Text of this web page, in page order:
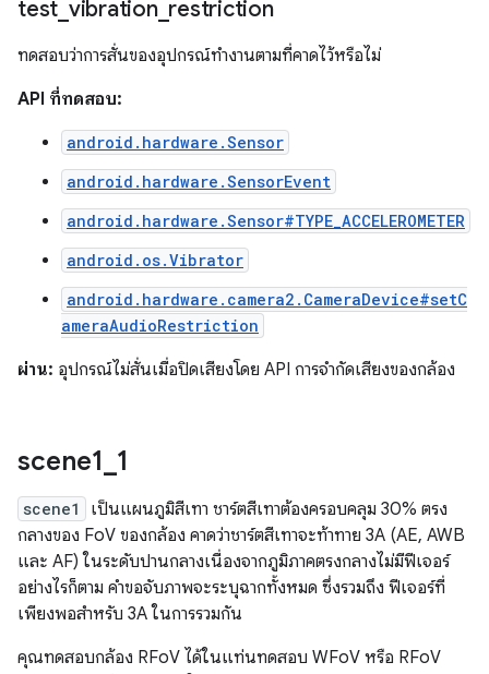
test vibration_ restriction
ทดสอบว่าการสั่นของอุปกรณ์ทำงานตามที่คาดไว้หรือไม่
API ที่ทดสอบ:
android.hardware.Sensor
android.hardware.SensorEvent
android.hardware.Sensor#TYPE_ACCELEROMETER
android.os.Vibrator
android.hardware.camera2.CameraDevice#setC
ameraAudioRestriction
ผ่าน: อุปกรณ์ไม่สั่นเมื่อปิดเสียงโดย API การจำกัดเสียงของกล้อง
scene1 1
scene1
เป็นแผนภูมิสีเทา ชาร์ตสีเทาต้องครอบคลุม 30% ตรง
กลางของ FoV ของกล้อง คาดว่าชาร์ตสีเทาจะท้าทาย 3A (AE, AWB
และ AF) ในระดับปานกลางเนื่องจากภูมิภาคตรงกลางไม่มีฟีเจอร์
อย่างไรก็ตาม คำขอจับภาพจะระบุฉากทั้งหมด ซึ่งรวมถึง ฟีเจอร์ที่
เพียงพอสำหรับ 3A ในการรวมกัน
คุณทดสอบกล้อง RFoV ได้ในแท่นทดสอบ WFoV หรือ RFoV